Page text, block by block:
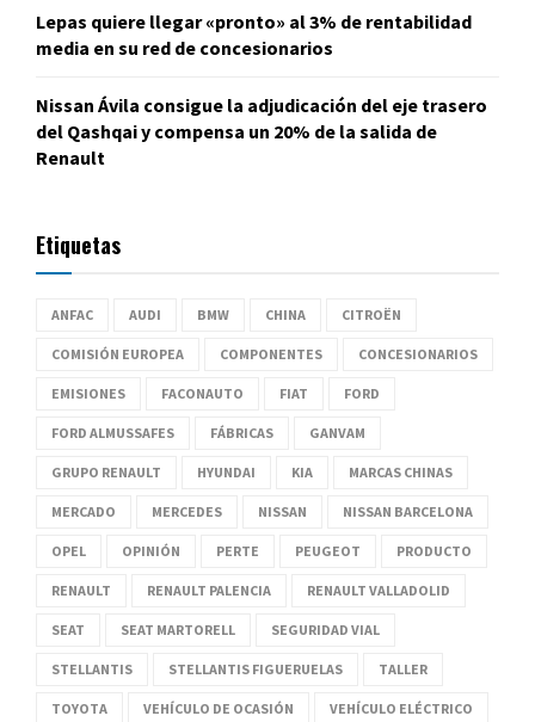
Lepas quiere llegar «pronto» al 3% de rentabilidad
media en su red de concesionarios
Nissan Ávila consigue la adjudicación del eje trasero
del Qashqai y compensa un 20% de la salida de
Renault
Etiquetas
ANFAC AUDI BMW CHINA CITROËN
COMISIÓN EUROPEA COMPONENTES CONCESIONARIOS
EMISIONES FACONAUTO FIAT FORD
FORD ALMUSSAFES FÁBRICAS GANVAM
GRUPO RENAULT HYUNDAI KIA MARCAS CHINAS
MERCADO MERCEDES NISSAN NISSAN BARCELONA
OPEL OPINIÓN PERTE PEUGEOT PRODUCTO
RENAULT RENAULT PALENCIA RENAULT VALLADOLID
SEAT SEAT MARTORELL SEGURIDAD VIAL
STELLANTIS STELLANTIS FIGUERUELAS TALLER
TOYOTA VEHÍCULO DE OCASIÓN VEHÍCULO ELÉCTRICO